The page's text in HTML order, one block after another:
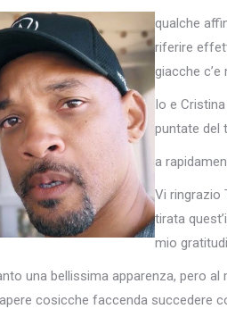
qualche
riferire
giacche
Io e
puntate del
a
Vi ringrazio
tirata
mio
una bellissima apparenza, pero
cosicche faccenda succedere